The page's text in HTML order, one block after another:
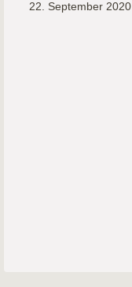
22. September 2020